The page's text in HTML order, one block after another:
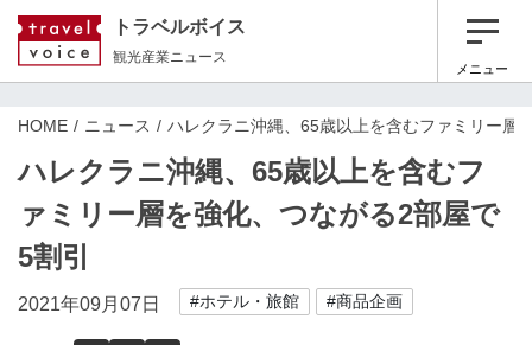
トラベルボイス
観光産業ニュース
メニュー
HOME ニュース ハレクラニ沖縄、65歳以上を含むファミリー層
ハレクラニ沖縄、65歳以上を含むフ
ァミリー層を強化、つながる2部屋で
5割引
2021年09月07日 #ホテル・旅館 #商品企画